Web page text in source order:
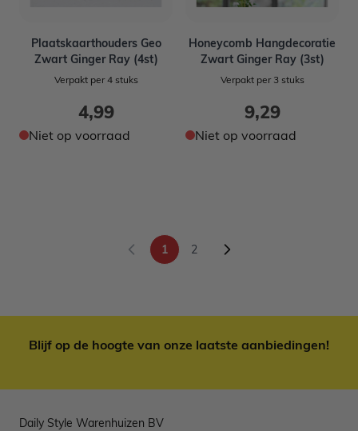
Plaatskaarthouders Geo
Zwart Ginger Ray (4st)
Verpakt per 4 stuks
4,99
Niet op voorraad
Honeycomb Hangdecoratie
Zwart Ginger Ray (3st)
Verpakt per 3 stuks
9,29
Niet op voorraad
U lees momenteel pagina
1 Pagina
2
Blijf op de hoogte van onze laatste aanbiedingen!
Daily Style Warenhuizen BV